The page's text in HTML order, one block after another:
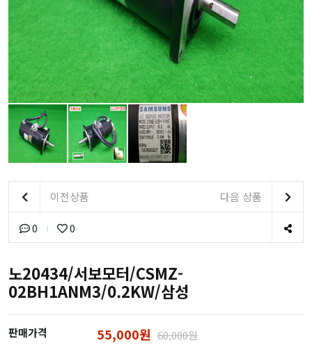
이전상품 다음 상품
0 0
노20434/서보모터/CSMZ-
02BH1ANM3/0.2KW/삼성
판매가격 55,000원 60,000원